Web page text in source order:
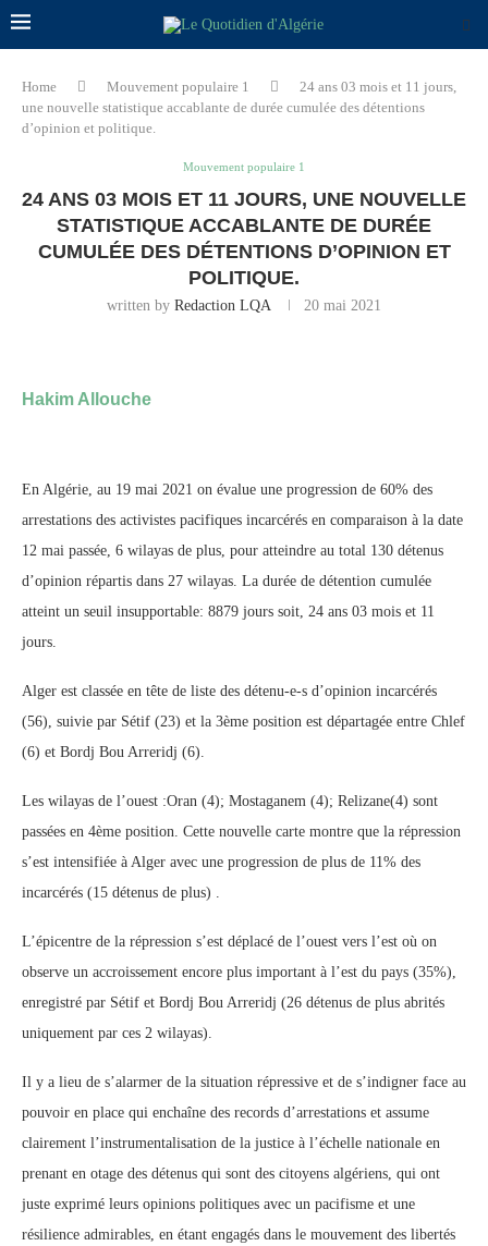
Home Mouvement populaire 1
24 ans 03 mois et 11 jours,
une nouvelle statistique accablante de durée cumulée des détentions
d’opinion et politique.
Mouvement populaire 1
24 ANS 03 MOIS ET 11 JOURS, UNE NOUVELLE
STATISTIQUE ACCABLANTE DE DURÉE
CUMULÉE DES DÉTENTIONS D’OPINION ET
POLITIQUE.
written by Redaction LQA 20 mai 2021
Hakim Allouche
En Algérie, au 19 mai 2021 on évalue une progression de 60% des
arrestations des activistes pacifiques incarcérés en comparaison à la date
12 mai passée, 6 wilayas de plus, pour atteindre au total 130 détenus
d’opinion répartis dans 27 wilayas. La durée de détention cumulée
atteint un seuil insupportable: 8879 jours soit, 24 ans 03 mois et 11
jours.
Alger est classée en tête de liste des détenu-e-s d’opinion incarcérés
(56), suivie par Sétif (23) et la 3ème position est départagée entre Chlef
(6) et Bordj Bou Arreridj (6).
Les wilayas de l’ouest :Oran (4); Mostaganem (4); Relizane(4) sont
passées en 4ème position. Cette nouvelle carte montre que la répression
s’est intensifiée à Alger avec une progression de plus de 11% des
incarcérés (15 détenus de plus) .
L’épicentre de la répression s’est déplacé de l’ouest vers l’est où on
observe un accroissement encore plus important à l’est du pays (35%),
enregistré par Sétif et Bordj Bou Arreridj (26 détenus de plus abrités
uniquement par ces 2 wilayas).
Il y a lieu de s’alarmer de la situation répressive et de s’indigner face au
pouvoir en place qui enchaîne des records d’arrestations et assume
clairement l’instrumentalisation de la justice à l’échelle nationale en
prenant en otage des détenus qui sont des citoyens algériens, qui ont
juste exprimé leurs opinions politiques avec un pacifisme et une
résilience admirables, en étant engagés dans le mouvement des libertés